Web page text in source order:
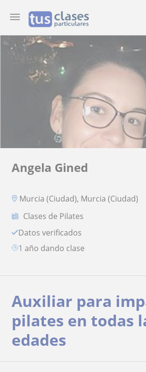
Angela Gined
Murcia (Ciudad), Murcia (Ciudad)
Clases de Pilates
Datos verificados
1 año dando clase
Auxiliar para
pilates en todas
edades